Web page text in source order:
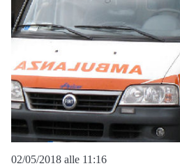
02/05/2018 alle 11:16